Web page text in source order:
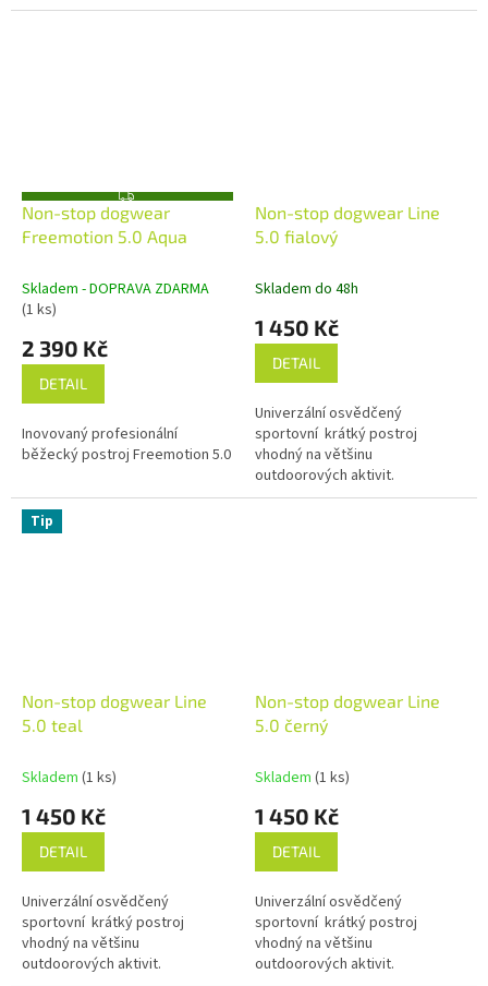
Z
D
R
Non-stop dogwear
Freemotion 5.0 Aqua
Skladem - DOPRAVA ZDARMA
(1 ks)
2 390 Kč
DETAIL
Inovovaný profesionální
běžecký postroj Freemotion 5.0
Non-stop dogwear Line
5.0 fialový
Skladem do 48h
1 450 Kč
DETAIL
Univerzální osvědčený
sportovní krátký postroj
vhodný na většinu
outdoorových aktivit.
Tip
Non-stop dogwear Line
5.0 teal
Skladem (1 ks)
1 450 Kč
DETAIL
Univerzální osvědčený
sportovní krátký postroj
vhodný na většinu
outdoorových aktivit.
Non-stop dogwear Line
5.0 černý
Skladem (1 ks)
1 450 Kč
DETAIL
Univerzální osvědčený
sportovní krátký postroj
vhodný na většinu
outdoorových aktivit.